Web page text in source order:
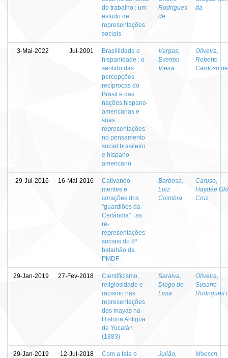
do trabalho : um
estudo de
representações
sociais
Rodrigues
de
da
3-Mai-2022 Jul-2001
Brasilildade e
hispanidade : o
sentido das
percepções
recíprocas do
Brasil e das
nações hispano-
americanas e
suas
representações
no pensamento
social brasileiro
e hispano-
americano
Vargas,
Everton
Vieira
Oliveira,
Roberto
Cardoso de
29-Jul-2016 16-Mai-2016
Cativando
mentes e
corações dos
“guardiões da
Ceilândia” : as
re-
representações
sociais do 8º
batalhão da
PMDF
Barbosa,
Luiz
Coimbra
Caruso,
Haydée
Cruz
29-Jan-2019 27-Fev-2018
Cientificismo,
religiosidade e
racismo nas
representações
dos mayas na
Historia Antigua
de Yucatán
(1883)
Saraiva,
Diogo de
Lima
Oliveira,
Susane
Rodrigues
29-Jan-2019 12-Jul-2018
Com a fala o
Julião,
Moesch,